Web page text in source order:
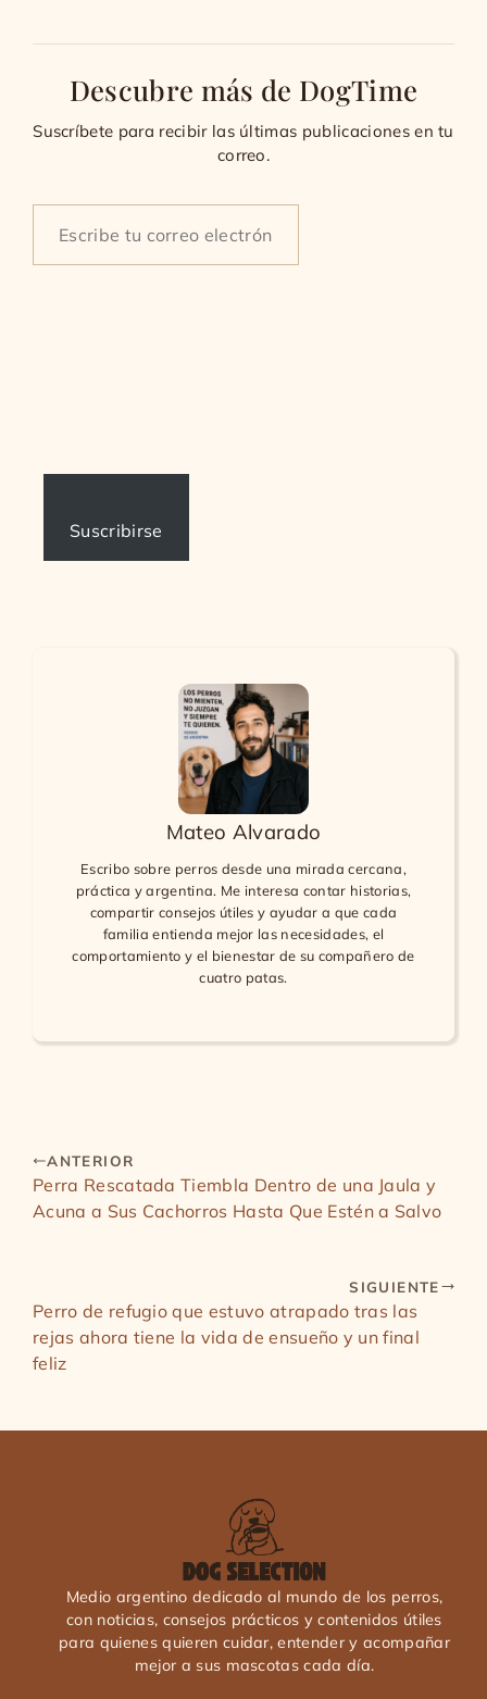
Descubre más de DogTime
Suscríbete para recibir las últimas publicaciones en tu
correo.
your
email…
Suscribirse
Mateo Alvarado
Escribo sobre perros desde una mirada cercana,
práctica y argentina. Me interesa contar historias,
compartir consejos útiles y ayudar a que cada
familia entienda mejor las necesidades, el
comportamiento y el bienestar de su compañero de
cuatro patas.
ANTERIOR
Perra Rescatada Tiembla Dentro de una Jaula y
Acuna a Sus Cachorros Hasta Que Estén a Salvo
SIGUIENTE
Perro de refugio que estuvo atrapado tras las
rejas ahora tiene la vida de ensueño y un final
feliz
Medio argentino dedicado al mundo de los perros,
con noticias, consejos prácticos y contenidos útiles
para quienes quieren cuidar, entender y acompañar
mejor a sus mascotas cada día.